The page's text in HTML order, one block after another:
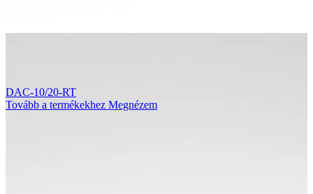
DAC-10/20-RT
Tovább a termékekhez Megnézem